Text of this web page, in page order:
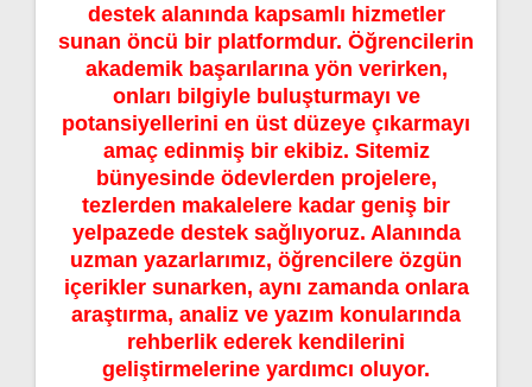
destek alanında kapsamlı hizmetler
sunan öncü bir platformdur. Öğrencilerin
akademik başarılarına yön verirken,
onları bilgiyle buluşturmayı ve
potansiyellerini en üst düzeye çıkarmayı
amaç edinmiş bir ekibiz. Sitemiz
bünyesinde ödevlerden projelere,
tezlerden makalelere kadar geniş bir
yelpazede destek sağlıyoruz. Alanında
uzman yazarlarımız, öğrencilere özgün
içerikler sunarken, aynı zamanda onlara
araştırma, analiz ve yazım konularında
rehberlik ederek kendilerini
geliştirmelerine yardımcı oluyor.